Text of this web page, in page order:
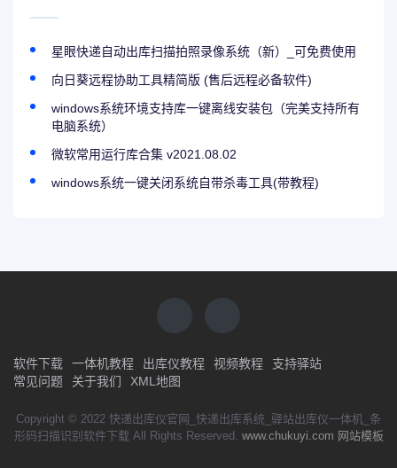
星眼快递自动出库扫描拍照录像系统（新）_可免费使用
向日葵远程协助工具精简版 (售后远程必备软件)
windows系统环境支持库一键离线安装包（完美支持所有
电脑系统）
微软常用运行库合集 v2021.08.02
windows系统一键关闭系统自带杀毒工具(带教程)
软件下载 一体机教程 出库仪教程 视频教程
支持驿站
常见问题
关于我们 XML地图
Copyright © 2022 快递出库仪官网_快递出库系统_驿站出库仪一体机_条
形码扫描识别软件下载 All Rights Reserved. www.chukuyi.com 网站模板